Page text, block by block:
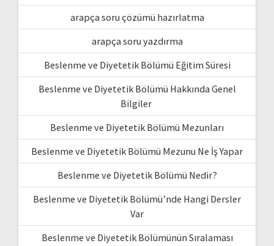
arapça soru çözümü hazırlatma
arapça soru yazdırma
Beslenme ve Diyetetik Bölümü Eğitim Süresi
Beslenme ve Diyetetik Bölümü Hakkında Genel
Bilgiler
Beslenme ve Diyetetik Bölümü Mezunları
Beslenme ve Diyetetik Bölümü Mezunu Ne İş Yapar
Beslenme ve Diyetetik Bölümü Nedir?
Beslenme ve Diyetetik Bölümü’nde Hangi Dersler
Var
Beslenme ve Diyetetik Bölümünün Sıralaması